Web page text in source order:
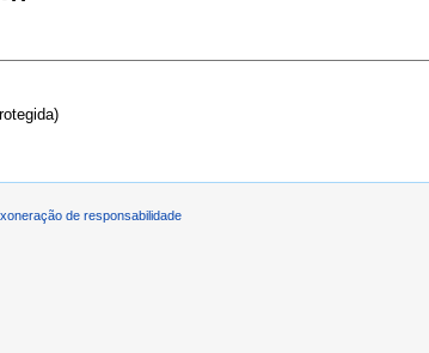
de responsabilidade